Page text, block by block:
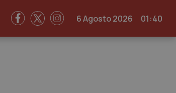
6 Agosto 2026 01:40